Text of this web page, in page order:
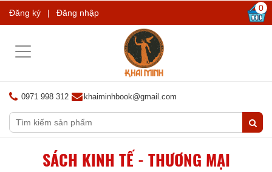
Đăng ký | Đăng nhập 0
Toggle
0971 998 312 khaiminhbook@gmail.com
SÁCH KINH TẾ - THƯƠNG MẠI